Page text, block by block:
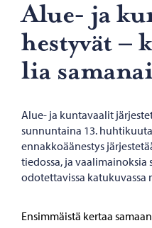
Alue- ja
hes­ty­vät –
lia
Alue- ja kuntavaalit
sunnuntaina 13. huhtikuuta
ennakkoäänestys
tiedossa, ja
odotettavissa
Ensimmäistä kertaa